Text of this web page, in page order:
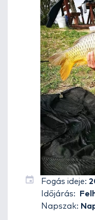
Fogás ideje:
Időjárás:
Napszak: